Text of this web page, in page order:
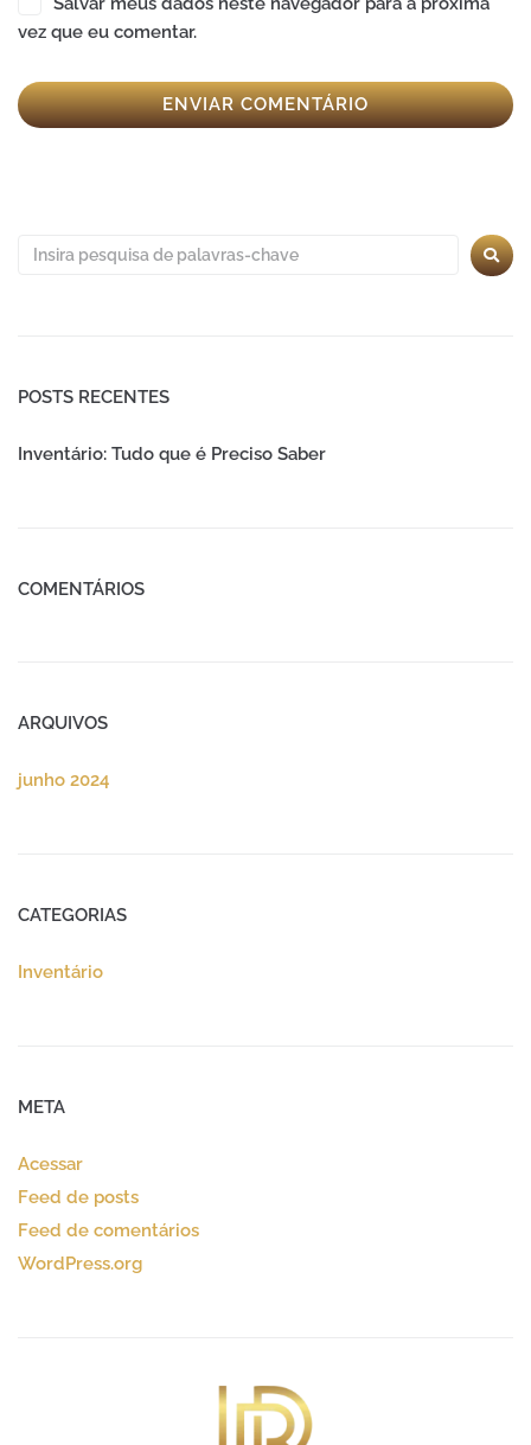
vez que eu comentar.
POSTS RECENTES
Inventário: Tudo que é Preciso Saber
COMENTÁRIOS
ARQUIVOS
junho 2024
CATEGORIAS
Inventário
META
Acessar
Feed de posts
Feed de comentários
WordPress.org